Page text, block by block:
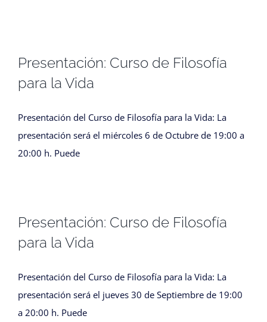
Presentación: Curso de Filosofía
para la Vida
Presentación del Curso de Filosofía para la Vida: La
presentación será el miércoles 6 de Octubre de 19:00 a
20:00 h. Puede
Presentación: Curso de Filosofía
para la Vida
Presentación del Curso de Filosofía para la Vida: La
presentación será el jueves 30 de Septiembre de 19:00
a 20:00 h. Puede